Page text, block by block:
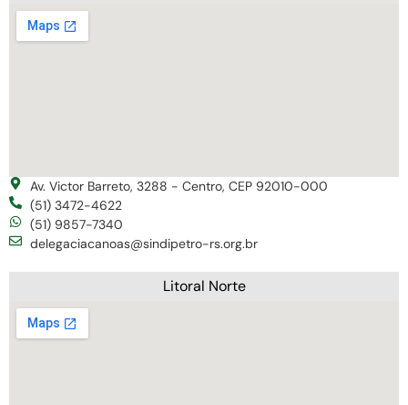
Av. Victor Barreto, 3288 - Centro, CEP 92010-000
(51) 3472-4622
(51) 9857-7340
delegaciacanoas@sindipetro-rs.org.br
Litoral Norte